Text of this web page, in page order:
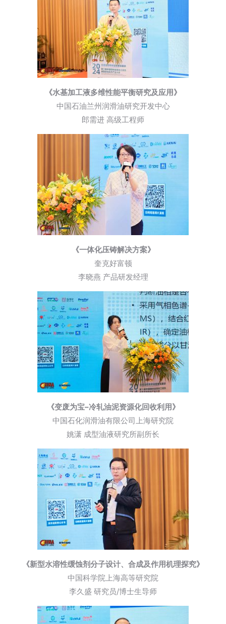
《水基加工液多维性能平衡研究及应用》
中国石油兰州润滑油研究开发中心
郎需进 高级工程师
《一体化压铸解决方案》
奎克好富顿
李晓燕 产品研发经理
《变废为宝–冷轧油泥资源化回收利用》
中国石化润滑油有限公司上海研究院
姚潇 成型油液研究所副所长
《新型水溶性缓蚀剂分子设计、合成及作用机理探究》
中国科学院上海高等研究院
李久盛 研究员/博士生导师